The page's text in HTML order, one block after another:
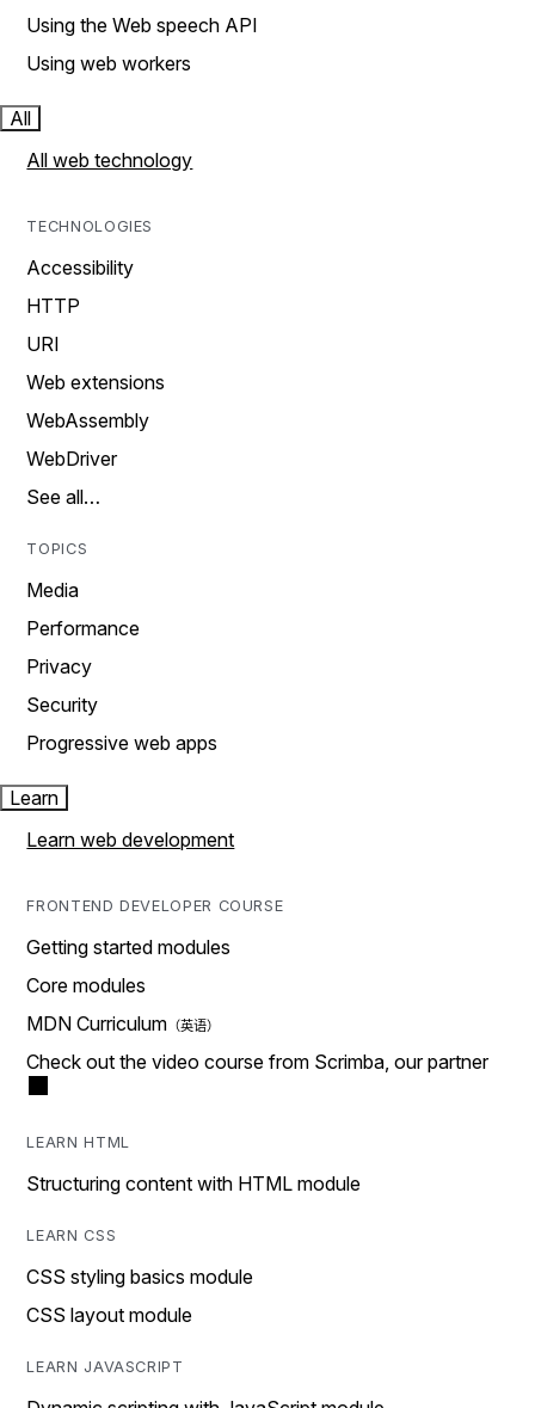
Using the Web speech API
Using web workers
All
All web technology
TECHNOLOGIES
Accessibility
HTTP
URI
Web extensions
WebAssembly
WebDriver
See all…
TOPICS
Media
Performance
Privacy
Security
Progressive web apps
Learn
Learn web development
FRONTEND DEVELOPER COURSE
Getting started modules
Core modules
MDN Curriculum
Check out the video course from Scrimba, our partner
LEARN HTML
Structuring content with HTML module
LEARN CSS
CSS styling basics module
CSS layout module
LEARN JAVASCRIPT